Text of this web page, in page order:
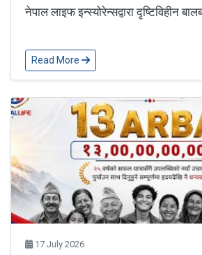
नेपाल लाइफ इन्स्योरेन्सद्वारा दृष्टिविहीन
Read More
17 July 2026